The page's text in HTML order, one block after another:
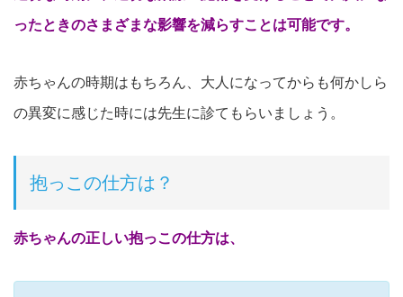
ったときのさまざまな影響を減らすことは可能です。
赤ちゃんの時期はもちろん、大人になってからも何かしら
の異変に感じた時には先生に診てもらいましょう。
抱っこの仕方は？
赤ちゃんの正しい抱っこの仕方は、